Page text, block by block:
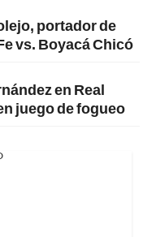
portador de
vs. Boyacá Chicó
en Real
juego de fogueo